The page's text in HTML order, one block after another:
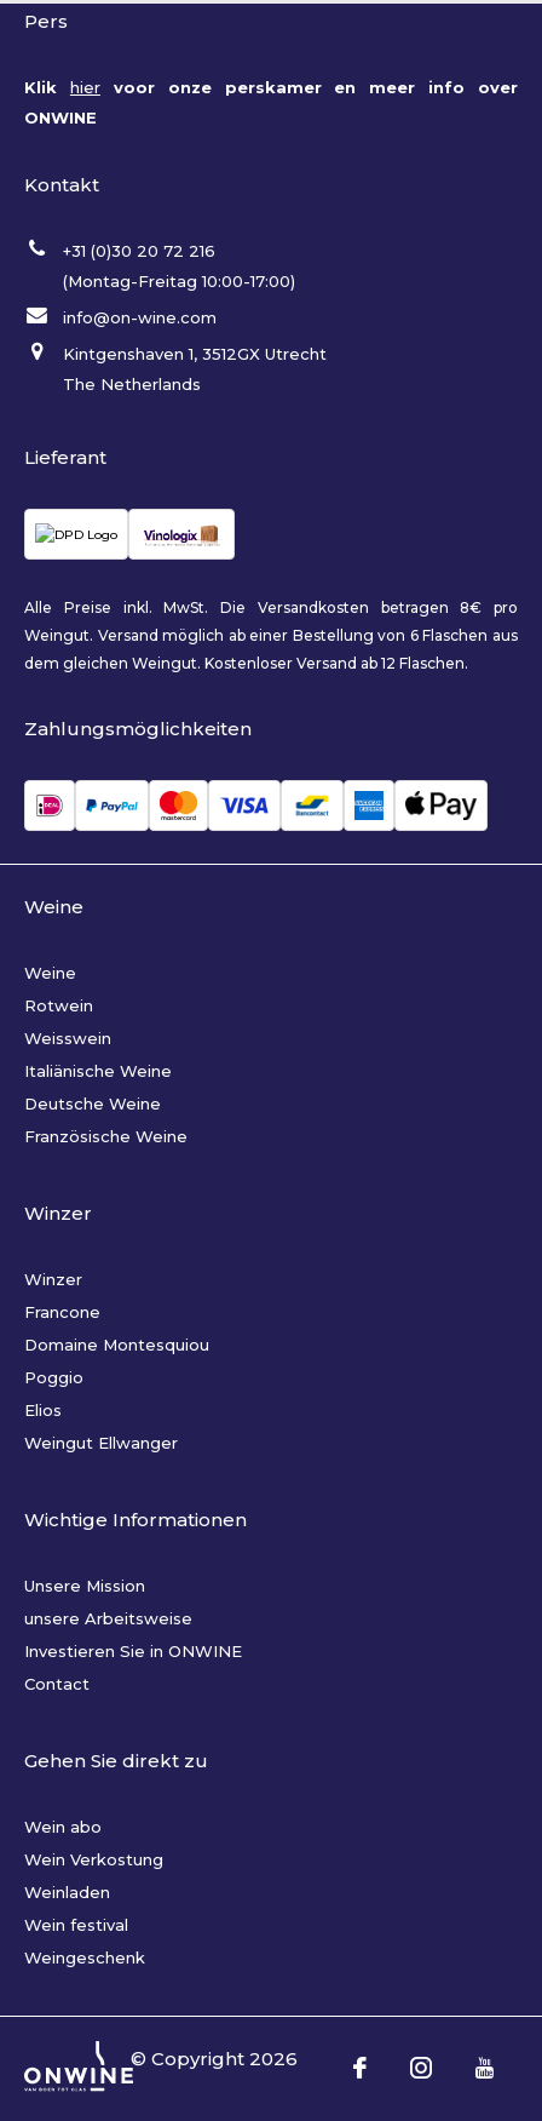
Pers
Klik hiervoor onze perskamer en meer info over
ONWINE
Kontakt
+31 (0)30 20 72 216
(Montag-Freitag 10:00-17:00)
info@on-wine.com
Kintgenshaven 1, 3512GX Utrecht
The Netherlands
Lieferant
Alle Preise inkl. MwSt. Die Versandkosten betragen 8€ pro
Weingut. Versand möglich ab einer Bestellung von 6 Flaschen aus
dem gleichen Weingut. Kostenloser Versand ab 12 Flaschen.
Zahlungsmöglichkeiten
Weine
Weine
Rotwein
Weisswein
Italiänische Weine
Deutsche Weine
Französische Weine
Winzer
Winzer
Francone
Domaine Montesquiou
Poggio
Elios
Weingut Ellwanger
Wichtige Informationen
Unsere Mission
unsere Arbeitsweise
Investieren Sie in ONWINE
Contact
Gehen Sie direkt zu
Wein abo
Wein Verkostung
Weinladen
Wein festival
Weingeschenk
© Copyright 2026